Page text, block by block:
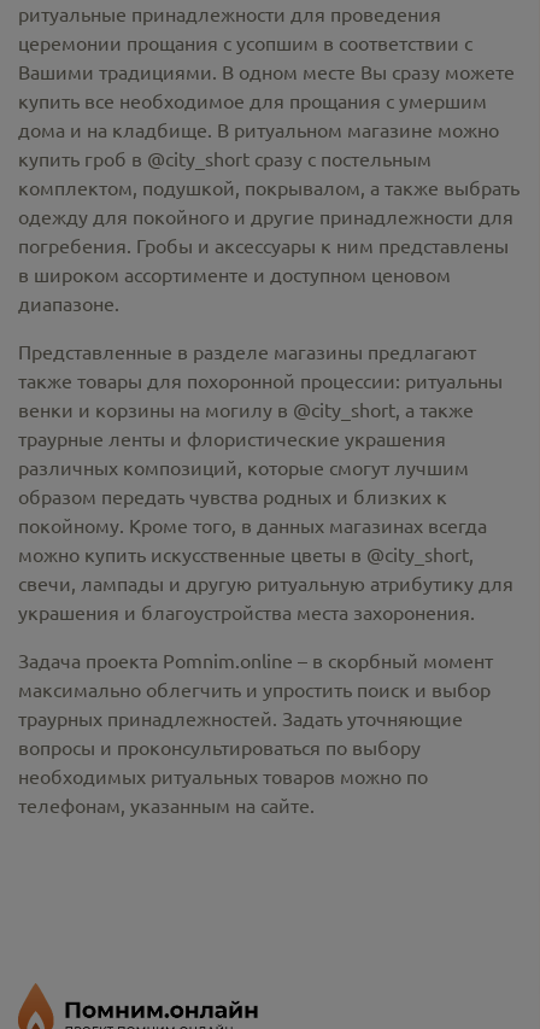
ритуальные принадлежности для проведения
церемонии прощания с усопшим в соответствии с
Вашими традициями. В одном месте Вы сразу можете
купить все необходимое для прощания с умершим
дома и на кладбище. В ритуальном магазине можно
купить гроб в @city_short сразу с постельным
комплектом, подушкой, покрывалом, а также выбрать
одежду для покойного и другие принадлежности для
погребения. Гробы и аксессуары к ним представлены
в широком ассортименте и доступном ценовом
диапазоне.
Представленные в разделе магазины предлагают
также товары для похоронной процессии: ритуальны
венки и корзины на могилу в @city_short, а также
траурные ленты и флористические украшения
различных композиций, которые смогут лучшим
образом передать чувства родных и близких к
покойному. Кроме того, в данных магазинах всегда
можно купить искусственные цветы в @city_short,
свечи, лампады и другую ритуальную атрибутику для
украшения и благоустройства места захоронения.
Задача проекта Pomnim.online – в скорбный момент
максимально облегчить и упростить поиск и выбор
траурных принадлежностей. Задать уточняющие
вопросы и проконсультироваться по выбору
необходимых ритуальных товаров можно по
телефонам, указанным на сайте.